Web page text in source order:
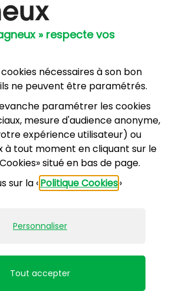
» respecte vos
nécessaires à son bon
ne peuvent être paramétrés.
paramétrer les cookies
mesure d'audience anonyme,
expérience utilisateur) ou
à tout moment en cliquant sur le
situé en bas de page.
sur la «Politique Cookies»
Personnaliser
Tout accepter
Hôtel de Ville
Ravera - 92220 Bagneux
01 42 31 60 00
Port Galand - 92220 Bagneux
01 45 47 62 00
NOUS CONTACTER
:
jeudi, vendredi : 8h30-12h et
12h pour le service État civil (hors
Accessibilité : partiellement conforme
de confidentialité